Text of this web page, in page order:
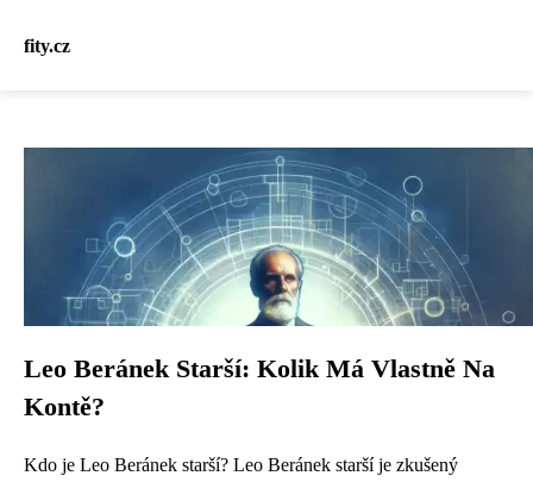
fity.cz
Leo Beránek Starší: Kolik Má Vlastně Na
Kontě?
Kdo je Leo Beránek starší? Leo Beránek starší je zkušený